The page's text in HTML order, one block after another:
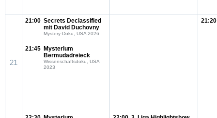
21
21:00 Secrets Declassified
mit David Duchovny
Mystery-Doku, USA 2026
21:45 Mysterium
Bermudadreieck
Wissenschaftsdoku, USA
2023
21:20